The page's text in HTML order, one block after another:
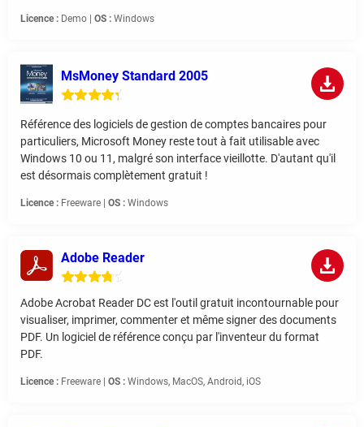
Licence : Demo | OS : Windows
MsMoney Standard 2005
Référence des logiciels de gestion de comptes bancaires pour
particuliers, Microsoft Money reste tout à fait utilisable avec
Windows 10 ou 11, malgré son interface vieillotte. D'autant qu'il
est désormais complètement gratuit !
Licence : Freeware | OS : Windows
Adobe Reader
Adobe Acrobat Reader DC est l'outil gratuit incontournable pour
visualiser, imprimer, commenter et même signer des documents
PDF. Un logiciel de référence conçu par l'inventeur du format
PDF.
Licence : Freeware | OS : Windows, MacOS, Android, iOS